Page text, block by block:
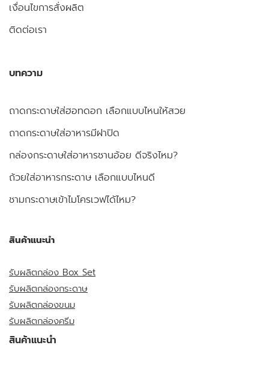
เงื่อนไขการสั่งผลิต
ติดต่อเรา
บทความ
ถาดกระดาษใส่ฮอทดอก เลือกแบบไหนให้สวย
ถาดกระดาษใส่อาหารมีฝาปิด
กล่องกระดาษใส่อาหารชานอ้อย ดีจริงไหม?
ถ้วยใส่อาหารกระดาษ เลือกแบบไหนดี
ชามกระดาษเข้าไมโครเวฟได้ไหม?
สินค้าแนะนำ
รับผลิตกล่อง Box Set
รับผลิตกล่องกระดาษ
รับผลิตกล่องขนม
รับผลิตกล่องครีม
สินค้าแนะนำ